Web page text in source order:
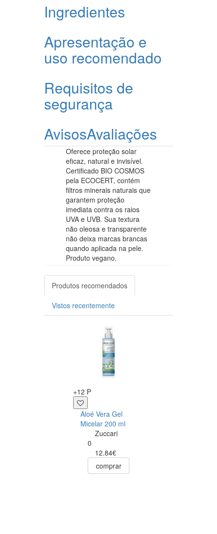
Ingredientes
Apresentação e
uso recomendado
Requisitos de
segurança
AvisosAvaliações
Oferece proteção solar
eficaz, natural e invisível.
Certificado BIO COSMOS
pela ECOCERT, contém
filtros minerais naturais que
garantem proteção
imediata contra os raios
UVA e UVB. Sua textura
não oleosa e transparente
não deixa marcas brancas
quando aplicada na pele.
Produto vegano.
Produtos recomendados
Vistos recentemente
+12 P
Aloé Vera Gel
Micelar 200 ml
Zuccari
0
12.84€
comprar